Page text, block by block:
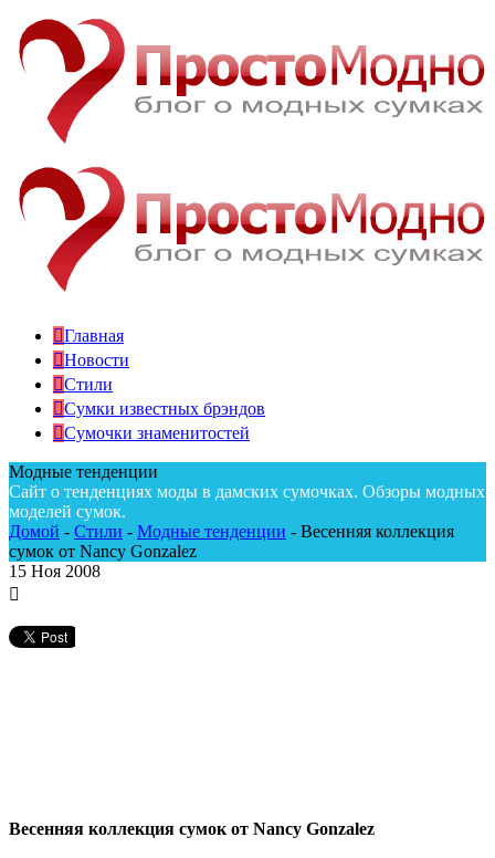
Главная
Новости
Стили
Сумки известных брэндов
Сумочки знаменитостей
Модные тенденции
Сайт о тенденциях моды в дамских сумочках. Обзоры модных
моделей сумок.
Домой - Стили - Модные тенденции - Весенняя коллекция
сумок от Nancy Gonzalez
15 Ноя 2008
Весенняя коллекция сумок от Nancy Gonzalez